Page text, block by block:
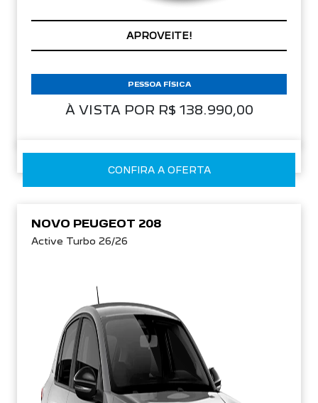
APROVEITE!
À VISTA POR R$ 138.990,00
PESSOA FÍSICA
CONFIRA A OFERTA
NOVO PEUGEOT 208
Active Turbo 26/26